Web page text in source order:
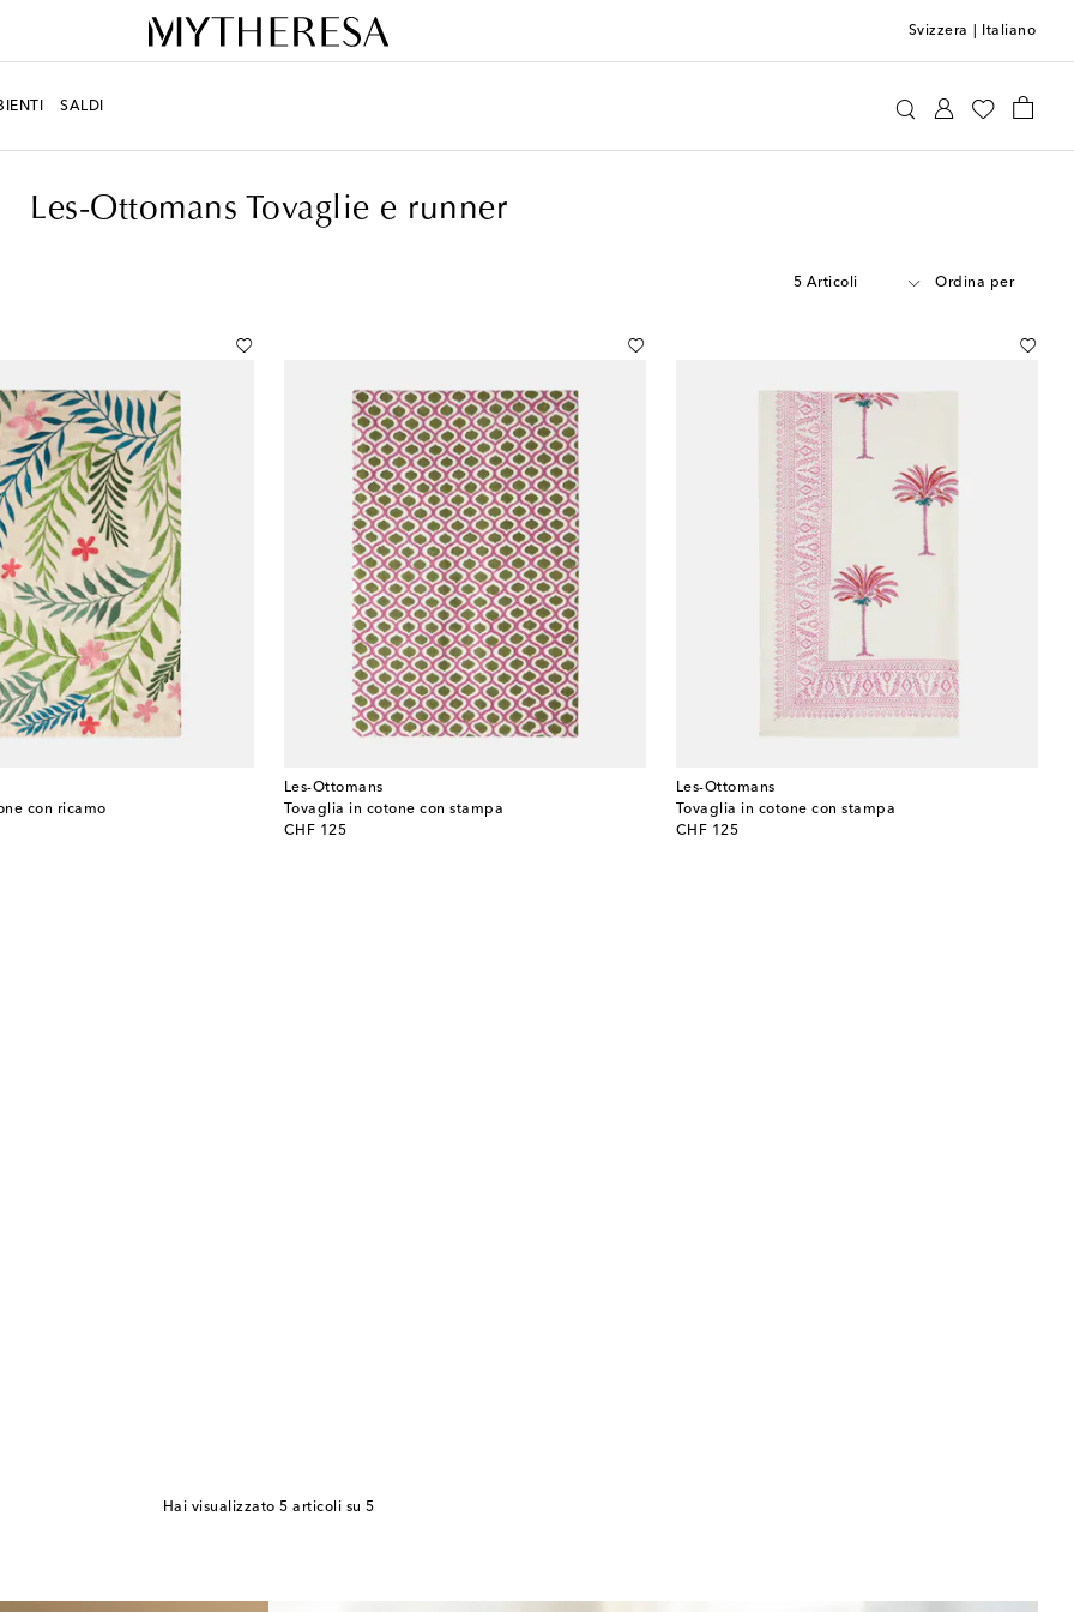
Svizzera Italiano
SALDI
Les-Ottomans Tovaglie e runner
5 Articoli Ordina per
con ricamo
Les-Ottomans
Tovaglia in cotone con stampa
CHF 125
original price
Les-Ottomans
Tovaglia in cotone con stampa
CHF 125
original price
Hai visualizzato 5 articoli su 5